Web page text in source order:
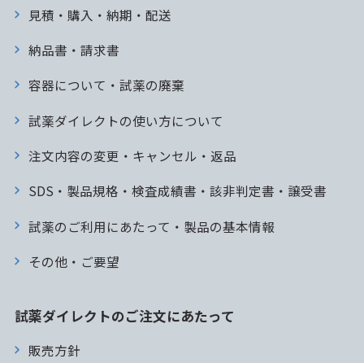
見積・購入・納期・配送
納品書・請求書
容器について・試薬の廃棄
試薬ダイレクトの使い方について
注文内容の変更・キャンセル・返品
SDS・製品規格・検査成績書・該非判定書・譲受書
試薬のご利用にあたって・製品の基本情報
その他・ご要望
試薬ダイレクトのご注文にあたって
販売方針